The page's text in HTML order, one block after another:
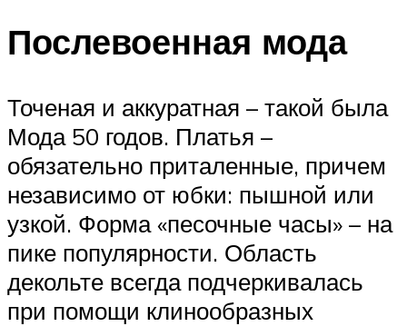
Послевоенная мода
Точеная и аккуратная – такой была
Мода 50 годов. Платья –
обязательно приталенные, причем
независимо от юбки: пышной или
узкой. Форма «песочные часы» – на
пике популярности. Область
декольте всегда подчеркивалась
при помощи клинообразных